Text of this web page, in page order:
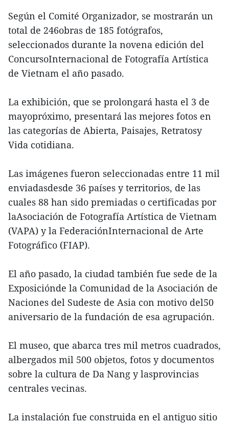
Según el Comité Organizador, se mostrarán un
total de 246obras de 185 fotógrafos,
seleccionados durante la novena edición del
ConcursoInternacional de Fotografía Artística
de Vietnam el año pasado.
La exhibición, que se prolongará hasta el 3 de
mayopróximo, presentará las mejores fotos en
las categorías de Abierta, Paisajes, Retratosy
Vida cotidiana.
Las imágenes fueron seleccionadas entre 11 mil
enviadasdesde 36 países y territorios, de las
cuales 88 han sido premiadas o certificadas por
laAsociación de Fotografía Artística de Vietnam
(VAPA) y la FederaciónInternacional de Arte
Fotográfico (FIAP).
El año pasado, la ciudad también fue sede de la
Exposiciónde la Comunidad de la Asociación de
Naciones del Sudeste de Asia con motivo del50
aniversario de la fundación de esa agrupación.
El museo, que abarca tres mil metros cuadrados,
albergados mil 500 objetos, fotos y documentos
sobre la cultura de Da Nang y lasprovincias
centrales vecinas.
La instalación fue construida en el antiguo sitio